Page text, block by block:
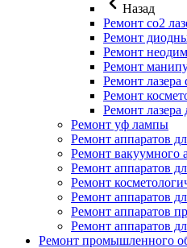
Назад
Ремонт co2
Ремонт
Ремонт
Ремонт
Ремонт лазера
Ремонт
Ремонт лазера
Ремонт уф лампы
Ремонт аппаратов
Ремонт вакуумного
Ремонт аппаратов
Ремонт
Ремонт аппаратов
Ремонт аппаратов
Ремонт аппаратов
Ремонт промышленного